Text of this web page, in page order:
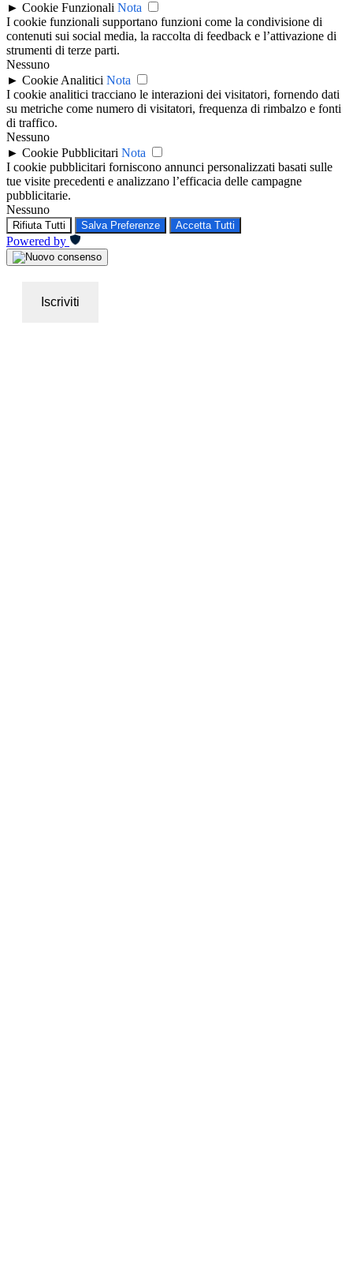
► Cookie Funzionali Nota
I cookie funzionali supportano funzioni come la condivisione di
contenuti sui social media, la raccolta di feedback e l’attivazione di
strumenti di terze parti.
Nessuno
► Cookie Analitici Nota
I cookie analitici tracciano le interazioni dei visitatori, fornendo dati
su metriche come numero di visitatori, frequenza di rimbalzo e fonti
di traffico.
Nessuno
► Cookie Pubblicitari Nota
I cookie pubblicitari forniscono annunci personalizzati basati sulle
tue visite precedenti e analizzano l’efficacia delle campagne
pubblicitarie.
Nessuno
Rifiuta Tutti Salva Preferenze Accetta Tutti
Powered by
Iscriviti